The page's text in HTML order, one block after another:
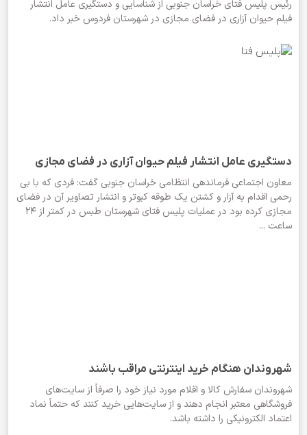
رئیس پلیس فتای خراسان جنوبی از شناسایی و دستگیری عامل انتشار
فیلم حیوان آزاری در فضای مجازی در شهرستان فردوس خبر داد.
دستگیری عامل انتشار فیلم حیوان آزاری در فضای مجازی
معاون اجتماعی فرماندهی انتظامی خراسان جنوبی گفت: فردی که با بی
رحمی اقدام به آزار و کشتن یک طوقه کبوتر و انتشار تصاویر آن در فضای
مجازی کرده بود در عملیات پلیس فتای شهرستان طبس در کمتر از 24
ساعت ...
شهروندان هنگام خرید اینترنتی مراقب باشند
شهروندان سفارش کالا و اقلام مورد نیاز خود را صرفاً از سایت‌های
فروشگاهی معتبر انجام دهند و از سایت‌هایی خرید کنند که حتماً نماد
اعتماد الکترونیکی را داشته باشد.